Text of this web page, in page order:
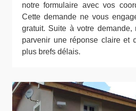
notre formulaire avec vos
Cette demande ne vous
gratuit. Suite à votre demande,
parvenir une réponse claire et
plus brefs délais.